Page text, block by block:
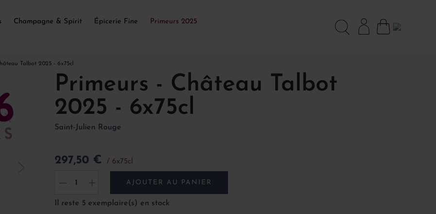
Champagne & Spirit Épicerie Fine
Primeurs 2025
Talbot 2025 - 6x75cl
Primeurs - Château Talbot
2025 - 6x75cl
Saint-Julien Rouge
297,50 € 6x75cl
- + AJOUTER AU PANIER
Il reste 5 exemplaire(s) en stock